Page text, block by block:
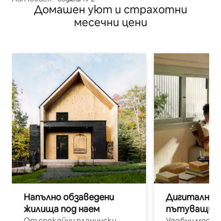
Домашен уют и страхотни
месечни цени
Напълно обзаведени
жилища под наем
Дигитални
пътуващи